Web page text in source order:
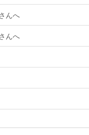
んへ
んへ